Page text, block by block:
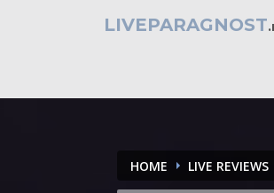
LIVEPARAGNOST
HOME LIVE REVIEWS